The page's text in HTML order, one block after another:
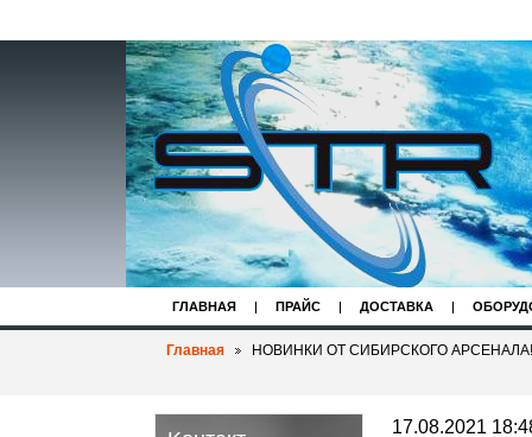
ГЛАВНАЯ ПРАЙС ДОСТАВКА
Главная НОВИНКИ ОТ СИБИРСКОГО АРСЕНАЛА!
17.08.2021